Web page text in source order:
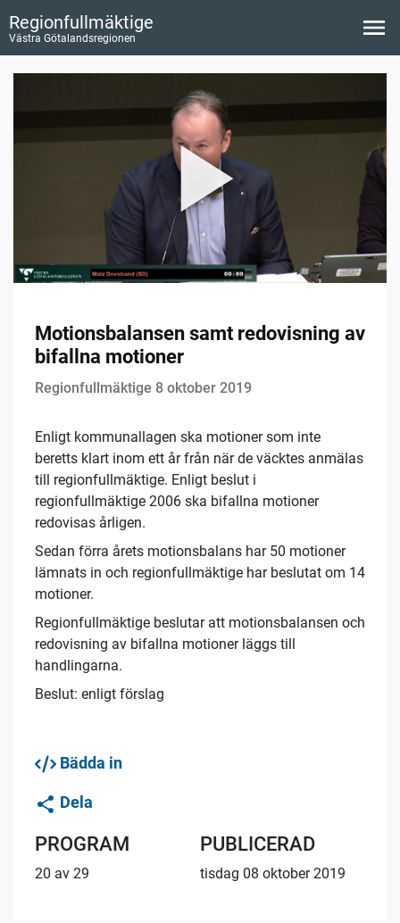
Regionfullmäktige
Västra Götalandsregionen
Motionsbalansen samt redovisning av
bifallna motioner
Regionfullmäktige 8 oktober 2019
Enligt kommunallagen ska motioner som inte
beretts klart inom ett år från när de väcktes anmälas
till regionfullmäktige. Enligt beslut i
regionfullmäktige 2006 ska bifallna motioner
redovisas årligen.
Sedan förra årets motionsbalans har 50 motioner
lämnats in och regionfullmäktige har beslutat om 14
motioner.
Regionfullmäktige beslutar att motionsbalansen och
redovisning av bifallna motioner läggs till
handlingarna.
Beslut: enligt förslag
Bädda in
Dela
PROGRAM
20 av 29
PUBLICERAD
tisdag 08 oktober 2019